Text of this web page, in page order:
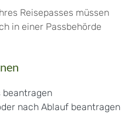
Reisepasses müssen
in einer Passbehörde
beantragen
nach Ablauf beantragen